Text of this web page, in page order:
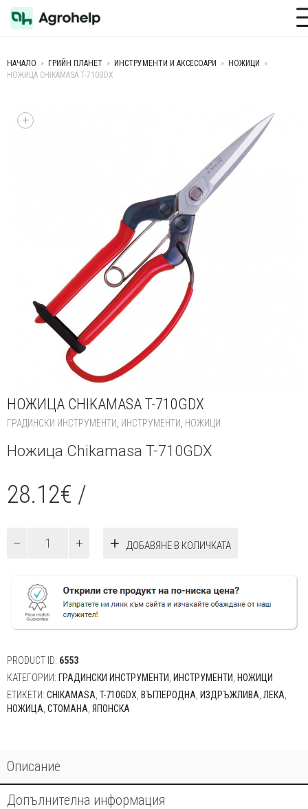
Toggle
НАЧАЛО » ГРИЙН ПЛАНЕТ » ИНСТРУМЕНТИ И АКСЕСОАРИ » НОЖИЦИ
»
НОЖИЦА CHIKAMASA T-710GDX
+
НОЖИЦА CHIKAMASA T-710GDX
ГРАДИНСКИ ИНСТРУМЕНТИ ИНСТРУМЕНТИ НОЖИЦИ
Ножица Chikamasa T-710GDX
28.12€ /
710GDX
ДОБАВЯНЕ В КОЛИЧКАТА
PRODUCT ID: 6553
КАТЕГОРИИ: ГРАДИНСКИ ИНСТРУМЕНТИ ИНСТРУМЕНТИ
НОЖИЦИ
ЕТИКЕТИ: CHIKAMASA T-710GDX ВЪГЛЕРОДНА ИЗДРЪЖЛИВА ЛЕКА
НОЖИЦА СТОМАНА ЯПОНСКА
Описание
Допълнителна информация